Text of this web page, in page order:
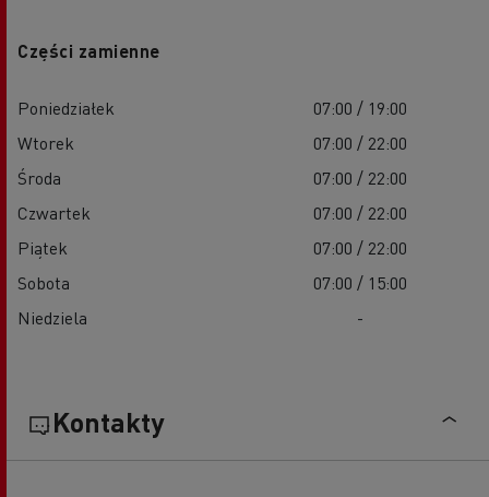
Części zamienne
Poniedziałek
07:00 / 19:00
Wtorek
07:00 / 22:00
Środa
07:00 / 22:00
Czwartek
07:00 / 22:00
Piątek
07:00 / 22:00
Sobota
07:00 / 15:00
Niedziela
-
Kontakty